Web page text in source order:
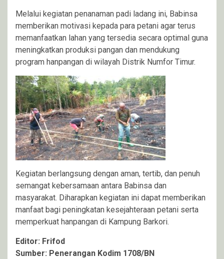
Melalui kegiatan penanaman padi ladang ini, Babinsa
memberikan motivasi kepada para petani agar terus
memanfaatkan lahan yang tersedia secara optimal guna
meningkatkan produksi pangan dan mendukung
program hanpangan di wilayah Distrik Numfor Timur.
Kegiatan berlangsung dengan aman, tertib, dan penuh
semangat kebersamaan antara Babinsa dan
masyarakat. Diharapkan kegiatan ini dapat memberikan
manfaat bagi peningkatan kesejahteraan petani serta
memperkuat hanpangan di Kampung Barkori.
Editor: Frifod
Sumber: Penerangan Kodim 1708/BN